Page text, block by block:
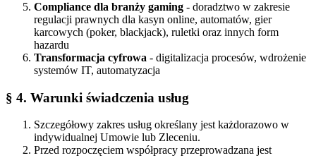
Compliance dla branży gaming - doradztwo w zakresie
regulacji prawnych dla kasyn online, automatów, gier
karcowych (poker, blackjack), ruletki oraz innych form
hazardu
Transformacja cyfrowa - digitalizacja procesów, wdrożenie
systemów IT, automatyzacja
§ 4. Warunki świadczenia usług
Szczegółowy zakres usług określany jest każdorazowo w
indywidualnej Umowie lub Zleceniu.
Przed rozpoczęciem współpracy przeprowadzana jest